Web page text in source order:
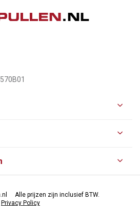
Alle prijzen zijn inclusief BTW.
Privacy Policy